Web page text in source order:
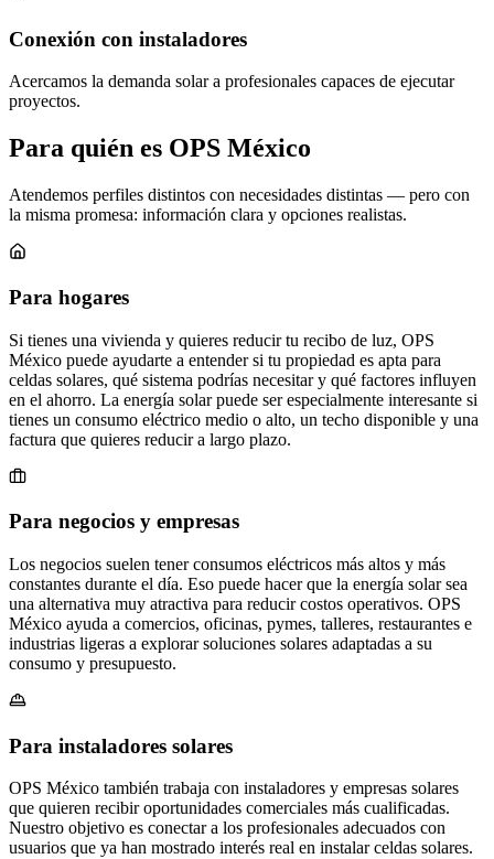
Conexión con instaladores
Acercamos la demanda solar a profesionales capaces de ejecutar
proyectos.
Para quién es OPS México
Atendemos perfiles distintos con necesidades distintas — pero con
la misma promesa: información clara y opciones realistas.
Para hogares
Si tienes una vivienda y quieres reducir tu recibo de luz, OPS
México puede ayudarte a entender si tu propiedad es apta para
celdas solares, qué sistema podrías necesitar y qué factores influyen
en el ahorro. La energía solar puede ser especialmente interesante si
tienes un consumo eléctrico medio o alto, un techo disponible y una
factura que quieres reducir a largo plazo.
Para negocios y empresas
Los negocios suelen tener consumos eléctricos más altos y más
constantes durante el día. Eso puede hacer que la energía solar sea
una alternativa muy atractiva para reducir costos operativos. OPS
México ayuda a comercios, oficinas, pymes, talleres, restaurantes e
industrias ligeras a explorar soluciones solares adaptadas a su
consumo y presupuesto.
Para instaladores solares
OPS México también trabaja con instaladores y empresas solares
que quieren recibir oportunidades comerciales más cualificadas.
Nuestro objetivo es conectar a los profesionales adecuados con
usuarios que ya han mostrado interés real en instalar celdas solares.